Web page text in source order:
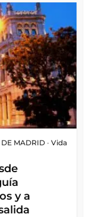
DE MADRID • Vida
y a